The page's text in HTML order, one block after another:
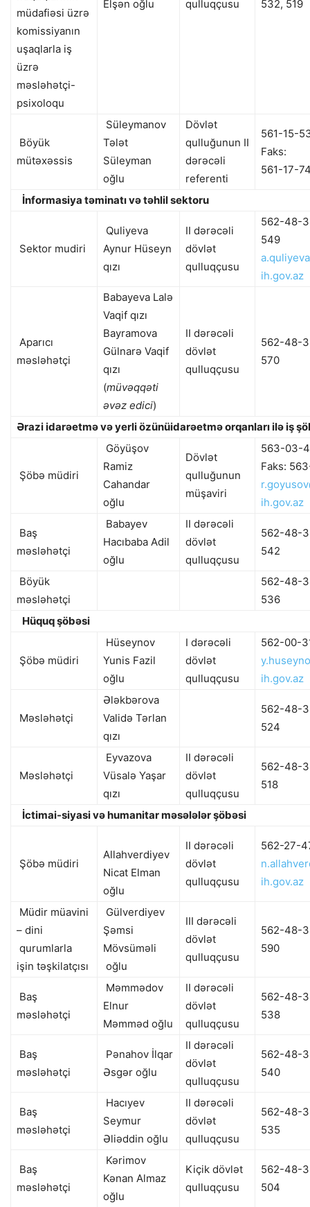
müdafiəsi üzrə
komissiyanın
uşaqlarla iş
üzrə
məsləhətçi-
psixoloqu
Elşən oğlu
qulluqçusu
532, 519
Böyük
mütəxəssis
Süleymanov
Tələt
Süleyman
oğlu
Dövlət
qulluğunun II
dərəcəli
referenti
561-15-
Faks:
561-17-
İnformasiya təminatı və təhlil sektoru
Sektor mudiri
Quliyeva
Aynur Hüseyn
qızı
II dərəcəli
dövlət
qulluqçusu
562-48-
549
ih.gov.az
Aparıcı
məsləhətçi
Babayeva Lalə
Vaqif qızı
Bayramova
Gülnarə Vaqif
qızı
(müvəqqəti
əvəz edici)
II dərəcəli
dövlət
qulluqçusu
562-48-
570
Ərazi idarəetmə və yerli özünüidarəetmə orqanları ilə iş
Şöbə müdiri
Göyüşov
Ramiz
Cahandar
oğlu
Dövlət
qulluğunun
müşaviri
563-03-
Faks:
ih.gov.az
Baş
məsləhətçi
Babayev
Hacıbaba Adil
oğlu
II dərəcəli
dövlət
qulluqçusu
562-48-
542
Böyük
məsləhətçi
562-48-
536
Hüquq şöbəsi
Şöbə müdiri
Hüseynov
Yunis Fazil
oğlu
I dərəcəli
dövlət
qulluqçusu
562-00-
ih.gov.az
Məsləhətçi
Ələkbərova
Validə Tərlan
qızı
562-48-
524
Məsləhətçi
Eyvazova
Vüsalə Yaşar
qızı
II dərəcəli
dövlət
qulluqçusu
562-48-
518
İctimai-siyasi və humanitar məsələlər şöbəsi
Şöbə müdiri
Allahverdiyev
Nicat Elman
oğlu
II dərəcəli
dövlət
qulluqçusu
562-27-
ih.gov.az
Müdir müavini
– dini
qurumlarla
işin təşkilatçısı
Gülverdiyev
Şəmsi
Mövsüməli
oğlu
III dərəcəli
dövlət
qulluqçusu
562-48-
590
Baş
məsləhətçi
Məmmədov
Elnur
Məmməd oğlu
II dərəcəli
dövlət
qulluqçusu
562-48-
538
Baş
məsləhətçi
Pənahov İlqar
Əsgər oğlu
II dərəcəli
dövlət
qulluqçusu
562-48-
540
Baş
məsləhətçi
Hacıyev
Seymur
Əliəddin oğlu
II dərəcəli
dövlət
qulluqçusu
562-48-
535
Baş
məsləhətçi
Kərimov
Kənan Almaz
oğlu
Kiçik dövlət
qulluqçusu
562-48-
504